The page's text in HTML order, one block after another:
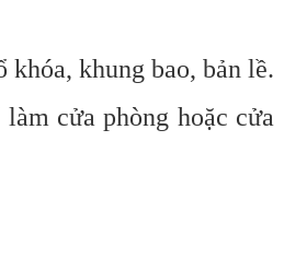
khóa, khung bao, bản lề.
cửa phòng hoặc cửa